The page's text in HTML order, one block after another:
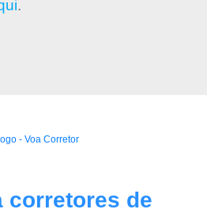
.
corretores de